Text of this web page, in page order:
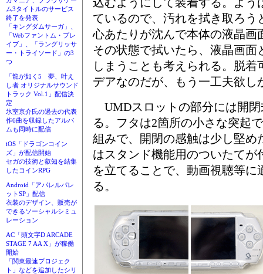
ム3タイトルのサービス
終了を発表
「キングダムサーガ」、
「Webファントム・ブレ
イブ」、「ラングリッサ
ー・トライソード」の3
つ
「龍が如く5 夢、叶え
し者 オリジナルサウンド
トラック Vol.1」配信決
定
氷室京介氏の過去の代表
作6曲を収録したアルバ
ムも同時に配信
iOS「ドラゴンコイン
ズ」が配信開始
セガの技術と叡知を結集
したコインRPG
Android「アパレルパレ
ットSP」配信
衣装のデザイン、販売が
できるソーシャルシミュ
レーション
AC「頭文字D ARCADE
STAGE 7 AA X」が稼働
開始
「関東最速プロジェク
ト」などを追加したシリ
ているので、汚れを拭き取ろう
心あたりが沈んで本体の液晶画
その状態で拭いたら、液晶画面
しまうことも考えられる。脱
デアなのだが、もう一工夫欲し
UMDスロットの部分には開
る。フタは2箇所の小さな突起
組みで、開閉の感触は少し堅め
はスタンド機能用のついたてが
を立てることで、動画視聴等に
る。